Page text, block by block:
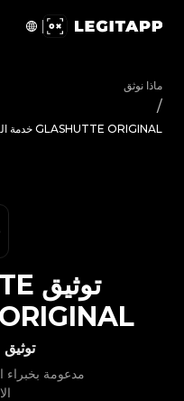
ماذا نوثق
/
GLASHUTTE ORIGINAL خدمة التوثيق
توثيق LegitApp
مدعومة بخبراء
توثيق
ORIGINAL